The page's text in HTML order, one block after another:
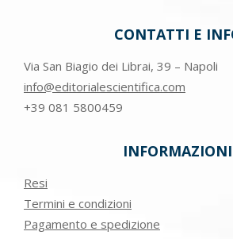
CONTATTI E
Via San Biagio dei Librai, 39 – Napoli
info@editorialescientifica.com
+39 081 5800459
INFORMAZIONI
Resi
Termini e condizioni
Pagamento e spedizione